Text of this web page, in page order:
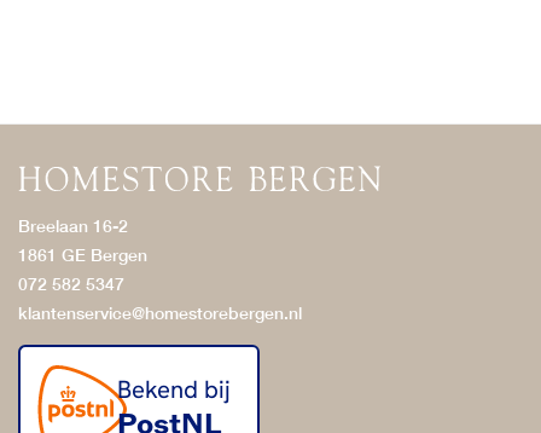
Breelaan 16-2
1861 GE Bergen
072 582 5347
klantenservice@homestorebergen.nl